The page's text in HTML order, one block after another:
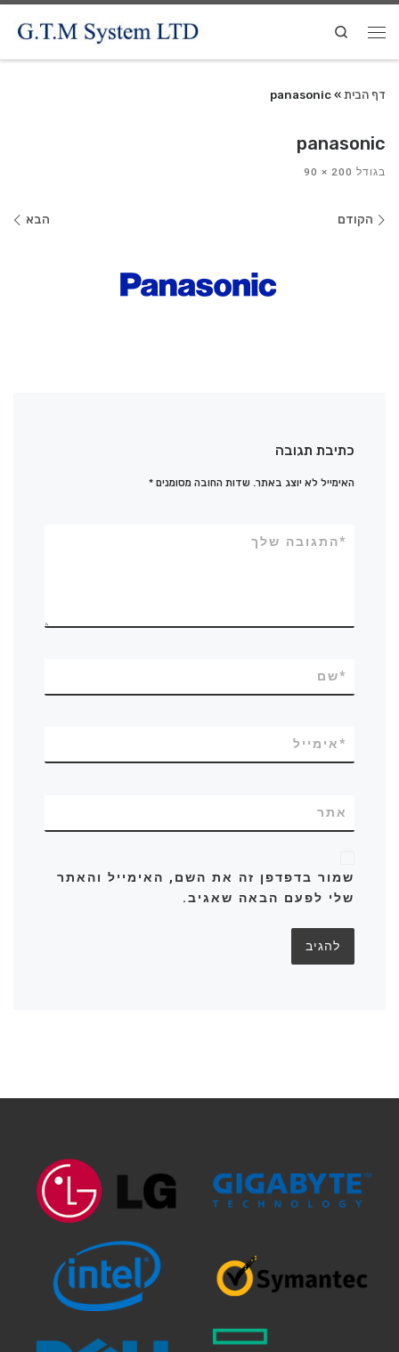
Search
דף הבית »
panasonic
panasonic
בגודל
ניווטהקודם הבא
כתיבת תגובה
האימייל לא יוצג באתר. שדות החובה מסומנים*
התגובה שלך*
שם*
אימייל*
אתר
שמור בדפדפן זה את השם, האימייל והאתר
שלי לפעם הבאה שאגיב.